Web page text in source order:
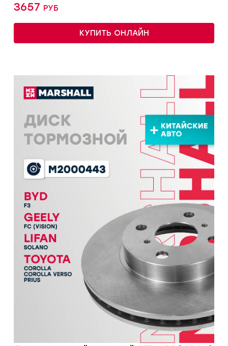
3657 руб
КУПИТЬ ОНЛАЙН